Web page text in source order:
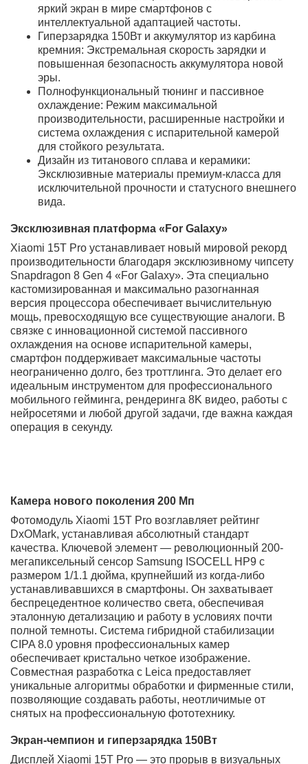
Процессор Snapdragon 8 Gen 4 «For Galaxy»:
Эксклюзивная, максимально разогнанная
версия флагманского чипа для непревзойденной
производительности в играх и профессиональных
задачах.
Камера 200 Мп с датчиком Samsung ISOCELL
HP9: Крупнейший сенсор в индустрии и
гибридная стабилизация CIPA 8.0 для
профессиональной фото- и видеосъемки любого
уровня.
Дисплей AMOLED 2K 144 Гц LTPO с яркостью 6000
нит: Самый быстрый, четкий и невероятно яркий
экран в мире смартфонов с интеллектуальной
адаптацией частоты.
Гиперзарядка 150Вт и аккумулятор из карбина
повышенная безопасность аккумулятора новой
эры.
Полнофункциональный тюнинг и пассивное
охлаждение: Режим максимальной
производительности, расширенные настройки и
система охлаждения с испарительной камерой
для стойкого результата.
Дизайн из титанового сплава и керамики:
Эксклюзивные материалы премиум-класса для
исключительной прочности и статусного
внешнего вида.
Эксклюзивная платформа «For Galaxy»
Xiaomi 15T Pro устанавливает новый мировой рекорд
производительности благодаря эксклюзивному
существующие аналоги. В связке с инновационной
системой пассивного охлаждения на основе
испарительной камеры, смартфон поддерживает
максимальные частоты неограниченно долго, без
троттлинга. Это делает его идеальным инструментом
для профессионального мобильного гейминга,
рендеринга 8K видео, работы с нейросетями и любой
другой задачи, где важна каждая операция в секунду.